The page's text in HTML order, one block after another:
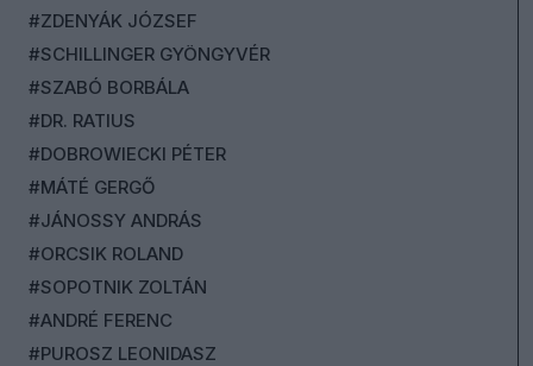
#ZDENYÁK JÓZSEF
#SCHILLINGER GYÖNGYVÉR
#SZABÓ BORBÁLA
#DR. RATIUS
#DOBROWIECKI PÉTER
#MÁTÉ GERGŐ
#JÁNOSSY ANDRÁS
#ORCSIK ROLAND
#SOPOTNIK ZOLTÁN
#ANDRÉ FERENC
#PUROSZ LEONIDASZ